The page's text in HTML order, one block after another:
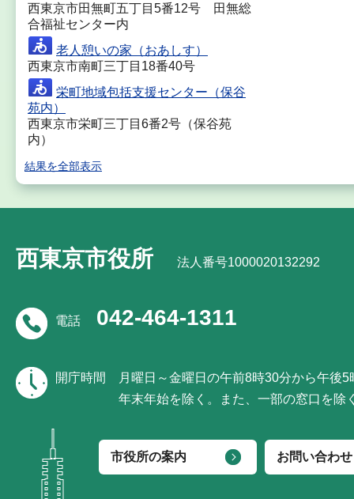
西東京市田無町五丁目5番12号 田無総
合福祉センター内
老人憩いの家（おあしす）
西東京市南町三丁目18番40号
栄町地域包括支援センター（保谷
苑内）
西東京市栄町三丁目6番2号（保谷苑
内）
結果を全部表示
西東京市役所 法人番号1000020132292
電話 042-464-1311
開庁時間
月曜日～金曜日の午前8時30分から午後5
年末年始を除く。また、一部の窓口を除
市役所の案内 お問い合わせ